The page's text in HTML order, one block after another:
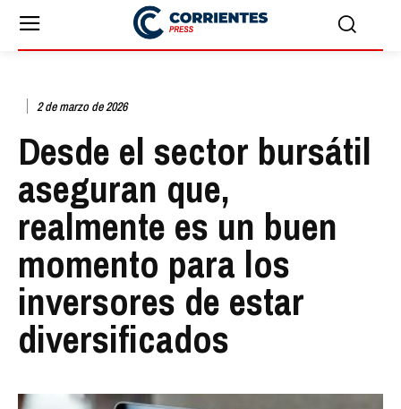
2 de marzo de 2026
Desde el sector bursátil
aseguran que,
realmente es un buen
momento para los
inversores de estar
diversificados